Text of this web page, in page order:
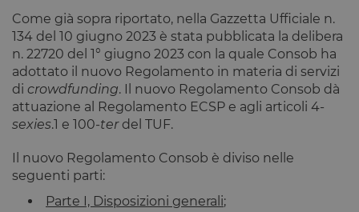
Come già sopra riportato, nella Gazzetta Ufficiale n.
134 del 10 giugno 2023 è stata pubblicata la delibera
n. 22720 del 1° giugno 2023 con la quale Consob ha
adottato il nuovo Regolamento in materia di servizi
di crowdfunding. Il nuovo Regolamento Consob dà
attuazione al Regolamento ECSP e agli articoli 4-
sexies.1 e 100-terdel TUF.
Il nuovo Regolamento Consob è diviso nelle
seguenti parti:
Parte I, Disposizioni generali;
basate sul
linguaggio
PHP. Si
di un
generico
utilizzato
mantenere
variabili di
sessione